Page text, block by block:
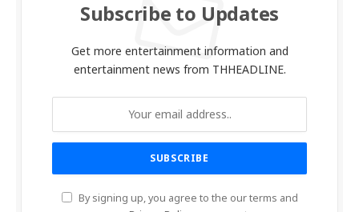
Subscribe to Updates
Get more entertainment information and
entertainment news from THHEADLINE.
By signing up, you agree to the our terms and